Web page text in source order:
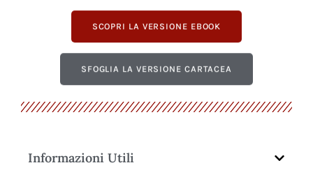
SCOPRI LA VERSIONE EBOOK
SFOGLIA LA VERSIONE CARTACEA
Informazioni Utili